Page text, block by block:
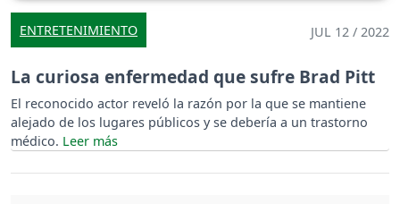
ENTRETENIMIENTO JUL 12 / 2022
La curiosa enfermedad que sufre Brad Pitt
El reconocido actor reveló la razón por la que se mantiene
alejado de los lugares públicos y se debería a un trastorno
médico.